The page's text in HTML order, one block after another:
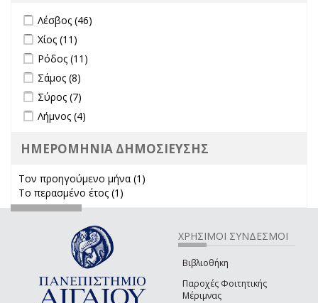
Apply Λέσβος filter
Λέσβος (46)
Apply Χίος filter
Χίος (11)
Apply Ρόδος filter
Ρόδος (11)
Apply Σάμος filter
Σάμος (8)
Apply Σύρος filter
Σύρος (7)
Apply Λήμνος filter
Λήμνος (4)
ΗΜΕΡΟΜΗΝΙΑ ΔΗΜΟΣΙΕΥΣΗΣ
Τον προηγούμενο μήνα (1)
Το περασμένο έτος (1)
ΧΡΗΣΙΜΟΙ ΣΥΝΔΕΣΜΟΙ
Βιβλιοθήκη
Παροχές Φοιτητικής
Μέριμνας